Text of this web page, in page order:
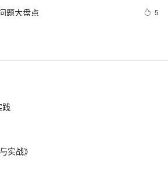
题大盘点 5
与Android iOS 的双向
持：实现多语言环境的优雅策略
与 输入框组件
态展示 | 动态热切换适配 | 拉伸布
实战》